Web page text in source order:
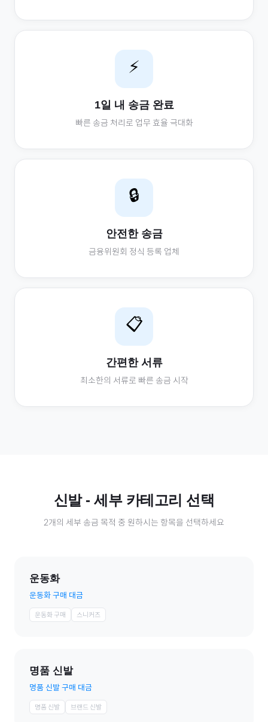
⚡
1일 내 송금 완료
빠른 송금 처리로 업무 효율 극대화
🔒
안전한 송금
금융위원회 정식 등록 업체
📋
간편한 서류
최소한의 서류로 빠른 송금 시작
신발- 세부 카테고리 선택
2개의 세부 송금 목적 중 원하시는 항목을 선택하세요
운동화
운동화 구매 대금
운동화 구매 스니커즈
명품 신발
명품 신발 구매 대금
명품 신발 브랜드 신발